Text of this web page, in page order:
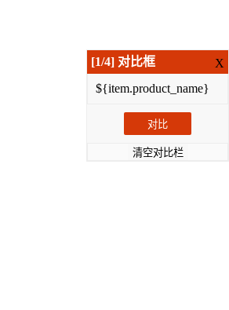
[1/4] 对比框
X
${item.product_name}
对比
清空对比栏